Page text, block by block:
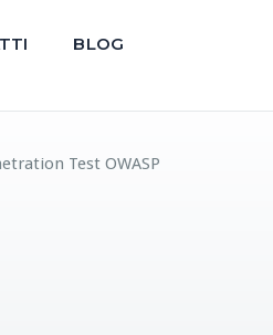
BLOG
Test OWASP